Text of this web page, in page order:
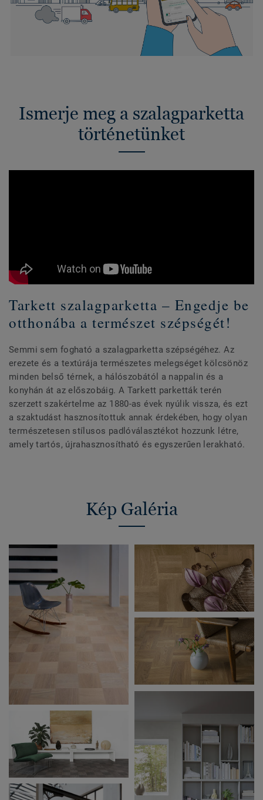
Ismerje meg a szalagparketta
történetünket
Tarkett szalagparketta – Engedje be
otthonába a természet szépségét!
Semmi sem fogható a szalagparketta szépségéhez. Az
erezete és a textúrája természetes melegséget kölcsönöz
minden belső térnek, a hálószobától a nappalin és a
konyhán át az előszobáig. A Tarkett parketták terén
szerzett szakértelme az 1880-as évek nyúlik vissza, és ezt
a szaktudást hasznosítottuk annak érdekében, hogy olyan
természetesen stílusos padlóválasztékot hozzunk létre,
amely tartós, újrahasznosítható és egyszerűen lerakható.
Kép Galéria